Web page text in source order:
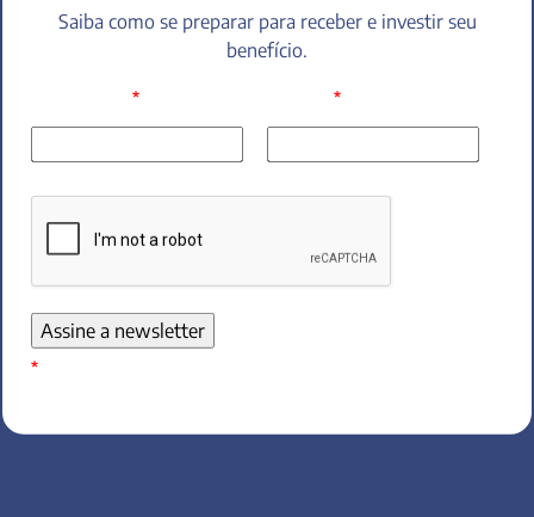
Saiba como se preparar para receber e investir seu
benefício.
* *
*